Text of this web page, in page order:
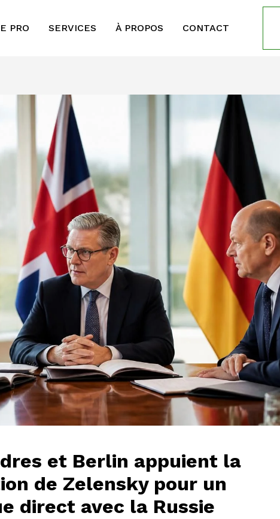
PRO SERVICES À PROPOS CONTACT
et Berlin appuient la
de Zelensky pour un
direct avec la Russie